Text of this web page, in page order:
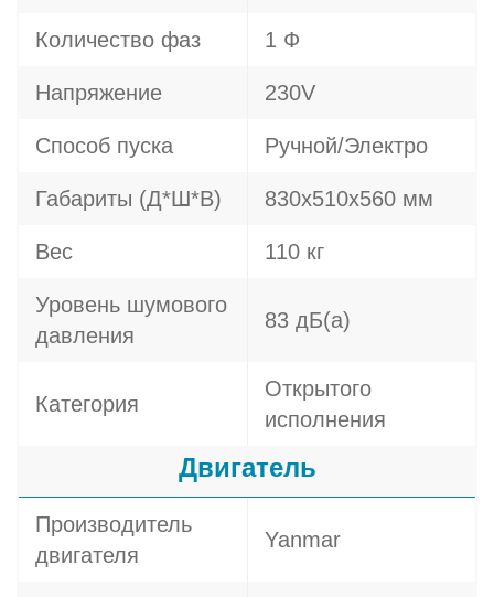
Количество фаз 1 Ф
Напряжение 230V
Способ пуска Ручной/Электро
Габариты (Д*Ш*В) 830х510х560 мм
Вес 110 кг
Уровень шумового
давления
83 дБ(а)
Категория
Открытого
исполнения
Двигатель
Производитель
двигателя
Yanmar